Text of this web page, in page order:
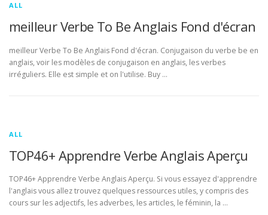
ALL
meilleur Verbe To Be Anglais Fond d'écran
meilleur Verbe To Be Anglais Fond d'écran. Conjugaison du verbe be en
anglais, voir les modèles de conjugaison en anglais, les verbes
irréguliers. Elle est simple et on l'utilise. Buy …
ALL
TOP46+ Apprendre Verbe Anglais Aperçu
TOP46+ Apprendre Verbe Anglais Aperçu. Si vous essayez d'apprendre
l'anglais vous allez trouvez quelques ressources utiles, y compris des
cours sur les adjectifs, les adverbes, les articles, le féminin, la …